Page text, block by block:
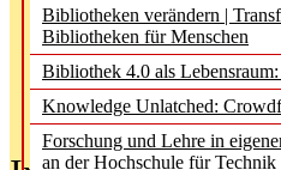
Bibliotheken verändern |
Bibliotheken für Menschen
Bibliothek 4.0 als
Knowledge Unlatched:
Forschung und Lehre in
an der Hochschule für